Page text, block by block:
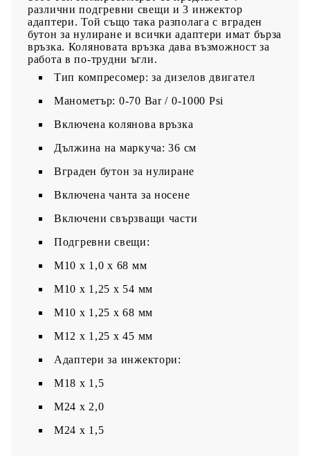
различни подгревни свещи и 3 инжектор
адаптери. Той също така разполага с вграден
бутон за нулиране и всички адаптери имат бърза
връзка. Коляновата връзка дава възможност за
работа в по-трудни ъгли.
Тип компресомер: за дизелов двигател
Манометър: 0-70 Bar / 0-1000 Psi
Включена колянова връзка
Дължина на маркуча: 36 см
Вграден бутон за нулиране
Включена чанта за носене
Включени свързващи части
Подгревни свещи:
М10 x 1,0 x 68 мм
М10 x 1,25 x 54 мм
М10 x 1,25 x 68 мм
М12 x 1,25 x 45 мм
Адаптери за инжектори:
M18 x 1,5
M24 x 2,0
M24 x 1,5